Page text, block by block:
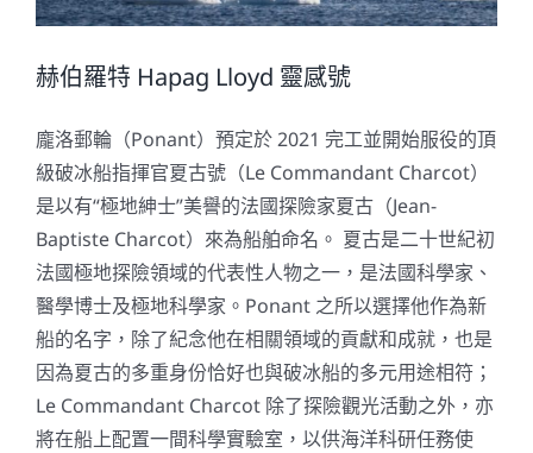
助旅行
合作邀約
關於我們
赫伯羅特 Hapag Lloyd 靈感號
龐洛郵輪（Ponant）預定於 2021 完工並開始服役的頂
級破冰船指揮官夏古號（Le Commandant Charcot）
是以有“極地紳士”美譽的法國探險家夏古（Jean-
Baptiste Charcot）來為船舶命名。 夏古是二十世紀初
法國極地探險領域的代表性人物之一，是法國科學家、
醫學博士及極地科學家。Ponant 之所以選擇他作為新
船的名字，除了紀念他在相關領域的貢獻和成就，也是
因為夏古的多重身份恰好也與破冰船的多元用途相符；
Le Commandant Charcot 除了探險觀光活動之外，亦
將在船上配置一間科學實驗室，以供海洋科研任務使